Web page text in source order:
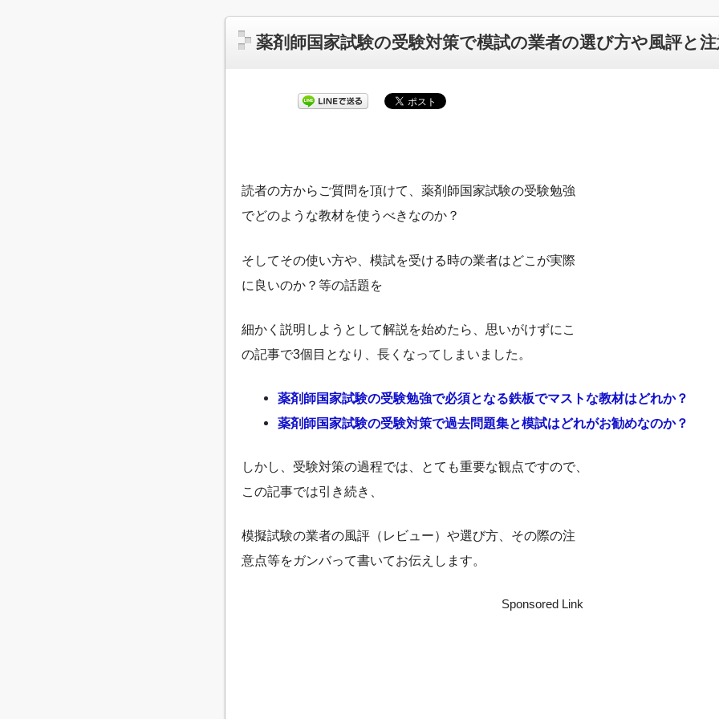
薬剤師国家試験の受験対策で模試の業者の選び方や風評と
読者の方からご質問を頂けて、薬剤師国家試験の受験勉強
でどのような教材を使うべきなのか？
そしてその使い方や、模試を受ける時の業者はどこが実際
に良いのか？等の話題を
細かく説明しようとして解説を始めたら、思いがけずにこ
の記事で3個目となり、長くなってしまいました。
薬剤師国家試験の受験勉強で必須となる鉄板でマストな教材はどれか？
薬剤師国家試験の受験対策で過去問題集と模試はどれがお勧めなのか？
しかし、受験対策の過程では、とても重要な観点ですので、
この記事では引き続き、
模擬試験の業者の風評（レビュー）や選び方、その際の注
意点等をガンバって書いてお伝えします。
Sponsored Link